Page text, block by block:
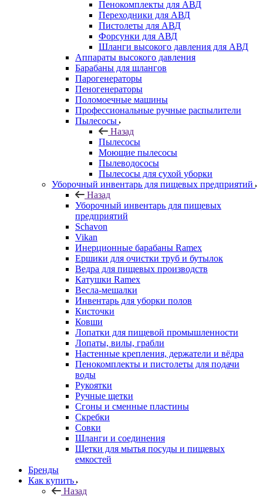
Пенокомплекты для АВД
Переходники для АВД
Пистолеты для АВД
Форсунки для АВД
Шланги высокого давления для АВД
Аппараты высокого давления
Барабаны для шлангов
Парогенераторы
Пеногенераторы
Поломоечные машины
Профессиональные ручные распылители
Пылесосы
Назад
Пылесосы
Моющие пылесосы
Пылеводососы
Пылесосы для сухой уборки
Уборочный инвентарь для пищевых предприятий
Назад
Уборочный инвентарь для пищевых
предприятий
Schavon
Vikan
Инерционные барабаны Ramex
Ершики для очистки труб и бутылок
Ведра для пищевых производств
Катушки Ramex
Весла-мешалки
Инвентарь для уборки полов
Кисточки
Ковши
Лопатки для пищевой промышленности
Лопаты, вилы, грабли
Настенные крепления, держатели и вёдра
Пенокомплекты и пистолеты для подачи
воды
Рукоятки
Ручные щетки
Сгоны и сменные пластины
Скребки
Совки
Шланги и соединения
Щетки для мытья посуды и пищевых
емкостей
Бренды
Как купить
Назад